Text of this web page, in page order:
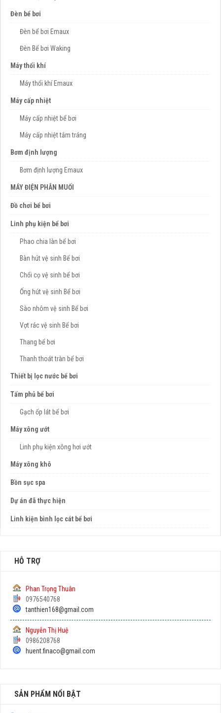
Đèn bể bơi
Đèn bể bơi Emaux
Đèn Bể bơi Waking
Máy thổi khí
Máy thổi khí Emaux
Máy cấp nhiệt
Máy cấp nhiệt bể bơi
Máy cấp nhiệt tắm tráng
Bơm định lượng
Bơm định lượng Emaux
MÁY ĐIỆN PHÂN MUỐI
Đồ chơi bể bơi
Linh phụ kiện bể bơi
Phao chia làn bể bơi
Bàn hút vệ sinh Bể bơi
Chổi cọ vệ sinh bể bơi
Ống hút vệ sinh Bể bơi
Sào nhôm vệ sinh Bể bơi
Vợt rác vệ sinh Bể bơi
Thang bể bơi
Thanh thoát tràn bể bơi
Thiết bị lọc nước bể bơi
Tấm phủ bể bơi
Gạch ốp lát bể bơi
Máy xông ướt
Linh phụ kiện xông hơi ướt
Máy xông khô
Bồn sục spa
Dự án đã thực hiện
Linh kiện bình lọc cát bể bơi
HỖ TRỢ
Phan Trọng Thuân
0976540768
tanthien168@gmail.com
Nguyễn Thị Huệ
0986208768
huent.finaco@gmail.com
SẢN PHẨM NỔI BẬT